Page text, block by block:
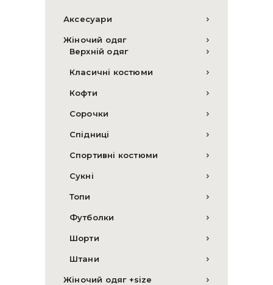
Аксесуари
Жіночий одяг
Верхній одяг
Класичні костюми
Кофти
Сорочки
Спідниці
Спортивні костюми
Сукні
Топи
Футболки
Шорти
Штани
Жіночий одяг +size